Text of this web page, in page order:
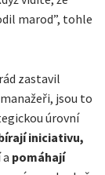
marod”, tohle
zastavil
jsou to
úrovní
iniciativu,
pomáhají